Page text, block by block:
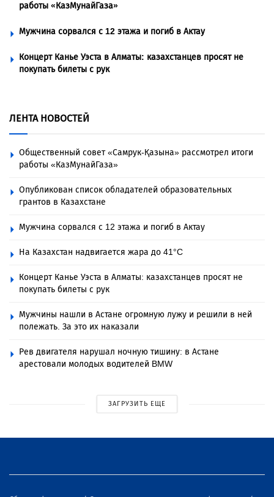
работы «КазМунайГаза»
Мужчина сорвался с 12 этажа и погиб в Актау
Концерт Канье Уэста в Алматы: казахстанцев просят не
покупать билеты с рук
ЛЕНТА НОВОСТЕЙ
Общественный совет «Самрук-Қазына» рассмотрел итоги
работы «КазМунайГаза»
Опубликован список обладателей образовательных
грантов в Казахстане
Мужчина сорвался с 12 этажа и погиб в Актау
На Казахстан надвигается жара до 41°C
Концерт Канье Уэста в Алматы: казахстанцев просят не
покупать билеты с рук
Мужчины нашли в Астане огромную лужу и решили в ней
полежать. За это их наказали
Рев двигателя нарушал ночную тишину: в Астане
арестовали молодых водителей BMW
ЗАГРУЗИТЬ ЕЩЕ